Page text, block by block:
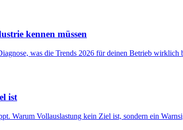
kennen müssen
was die Trends 2026 für deinen Betrieb wirklich
ist
Warum Vollauslastung kein Ziel ist, sondern ein